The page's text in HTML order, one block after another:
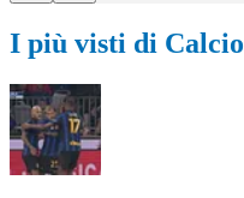
I più visti di Calcio